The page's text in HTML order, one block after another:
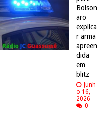
Bolson
aro
explica
r arma
apreen
dida
em
blitz
Junh
o 16,
2026
0